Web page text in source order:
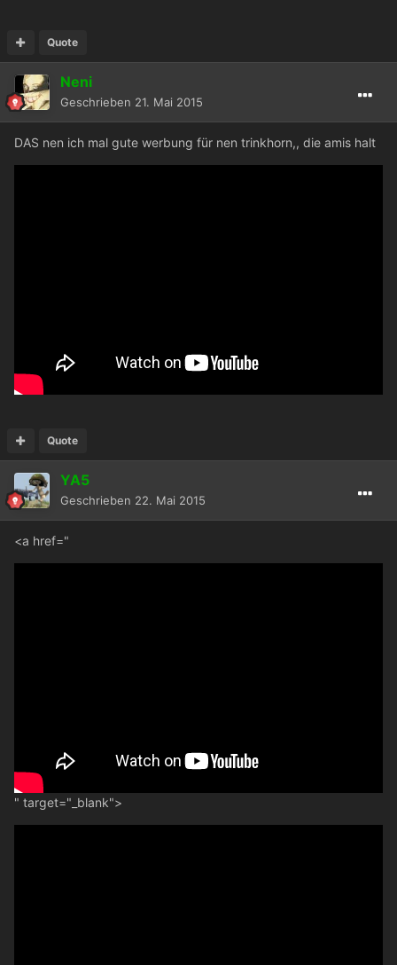
Quote
Neni
Geschrieben 21. Mai 2015
DAS nen ich mal gute werbung für nen trinkhorn,, die amis halt
Quote
YA5
Geschrieben 22. Mai 2015
<a href="
" target="_blank">